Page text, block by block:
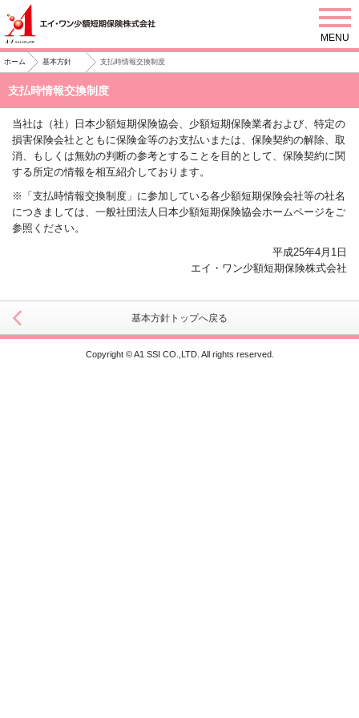
MENU
ホーム 基本方針 支払時情報交換制度
支払時情報交換制度
当社は（社）日本少額短期保険協会、少額短期保険業者および、特定の
損害保険会社とともに保険金等のお支払いまたは、保険契約の解除、取
消、もしくは無効の判断の参考とすることを目的として、保険契約に関
する所定の情報を相互紹介しております。
※「支払時情報交換制度」に参加している各少額短期保険会社等の社名
につきましては、 一般社団法人日本少額短期保険協会ホームページをご
参照ください。
平成25年4月1日
エイ・ワン少額短期保険株式会社
基本方針トップへ戻る
Copyright © A1 SSI CO.,LTD. All rights reserved.